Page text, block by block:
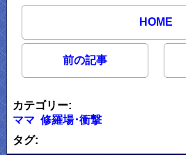
HOME
前の記事
カテゴリー:
ママ 修羅場･衝撃
タグ: